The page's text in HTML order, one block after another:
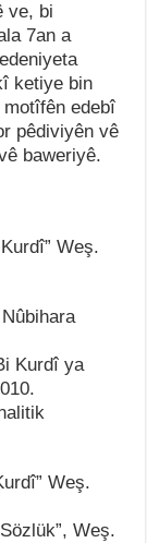
ve, bi
7an a
ketiye bin
edebî
pêdiviyên vê
baweriyê.
Weş.
Nûbihara
Kurdî ya
Weş.
Weş.